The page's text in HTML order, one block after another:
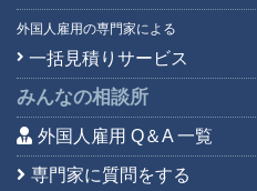
外国人雇用の専門家による
一括見積りサービス
みんなの相談所
外国人雇用 Q＆A 一覧
専門家に質問をする